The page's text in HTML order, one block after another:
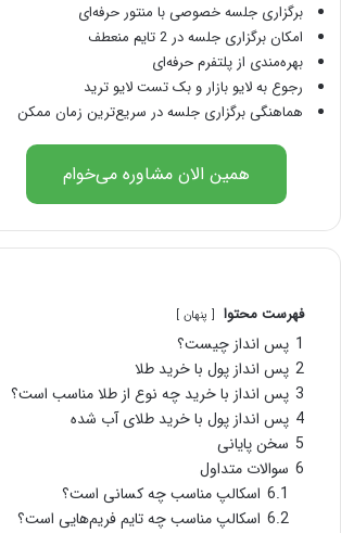
برگزاری جلسه خصوصی با منتور حرفه‌ای
امکان برگزاری جلسه در 2 تایم منعطف
بهره‌مندی از پلتفرم حرفه‌ای
رجوع به لایو بازار و بک تست لایو ترید
هماهنگی برگزاری جلسه در سریع‌ترین زمان ممکن
همین الان مشاوره می‌خوام
فهرست محتوا پنهان
1 پس انداز چیست؟
2 پس‌ انداز پول با خرید طلا
3 پس‌ انداز با خرید چه نوع از طلا مناسب است؟
4 پس انداز پول با خرید طلای آب شده
5 سخن پایانی
6 سوالات متداول
6.1 اسکالپ مناسب چه کسانی است؟
6.2 اسکالپ مناسب چه تایم فریم‌هایی است؟